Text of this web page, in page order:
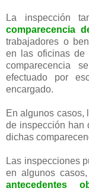
La inspección
comparecencia
trabajadores o
en las oficinas de
comparecencia
efectuado por
encargado.
En algunos casos,
de inspección han
dichas
Las inspecciones
en algunos
antecedentes